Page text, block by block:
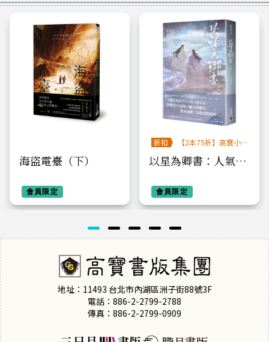
海盜電臺（下）
會員限定
折扣
【2本75折】高寶小
以星為卿書：人氣作
（下卷）
會員限定
地址：11493 台北市內湖區洲子街88號3F
電話：886-2-2799-2788
傳真：886-2-2799-0909